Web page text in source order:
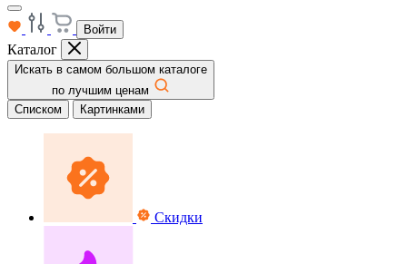
Войти
Каталог
Искать в самом большом каталоге
по лучшим ценам
Списком
Картинками
Скидки